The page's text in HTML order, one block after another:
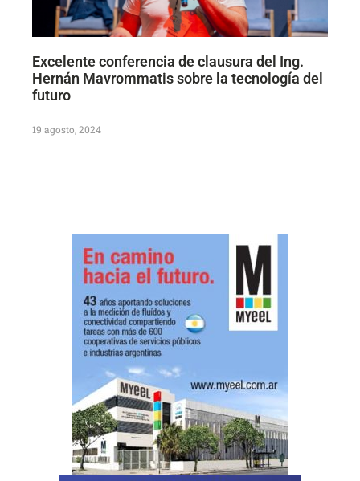
Excelente conferencia de clausura del Ing.
Hernán Mavrommatis sobre la tecnología del
futuro
19 agosto, 2024